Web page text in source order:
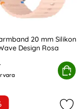
Armband Silicone
20 mm Silikon
Design Rosa
Köp
20 mm